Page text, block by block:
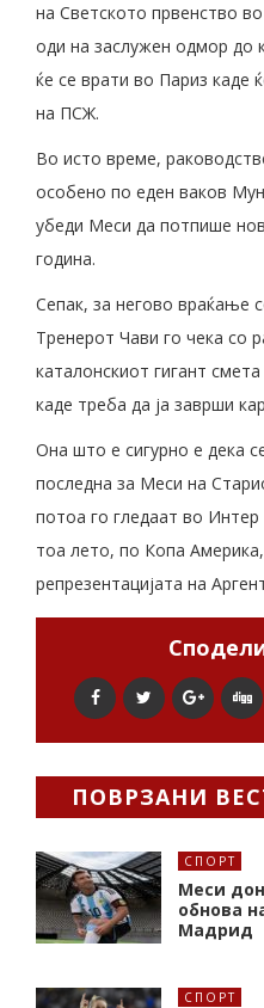
на Светското првенство
оди на заслужен одмор до
ќе се врати во Париз каде
на ПСЖ.
Во исто време,
особено по еден ваков
убеди Меси да потпише
година.
Сепак, за негово враќање
Тренерот Чави го чека со
каталонскиот гигант
каде треба да ја заврши
Она што е сигурно е дека
последна за Меси на
потоа го гледаат во
тоа лето, по Копа
репрезентацијата на
ПОВРЗАНИ
СПОРТ
Меси
обнова
Мадрид
СПОРТ